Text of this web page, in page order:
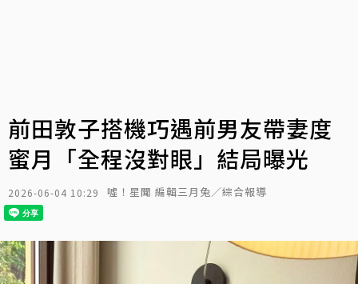
前田敦子搭機巧遇前男友帶妻度
蜜月「全程沒對眼」結局曝光
2026-06-04 10:29 噓！星聞 編輯三月兔／綜合報導